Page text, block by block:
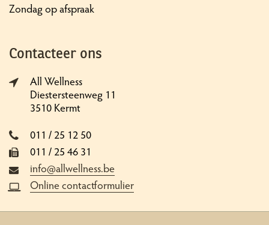
Zondag op afspraak
Contacteer ons
All Wellness
Diestersteenweg 11
3510 Kermt
011 / 25 12 50
011 / 25 46 31
info@allwellness.be
Online contactformulier